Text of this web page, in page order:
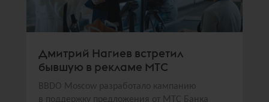
Дмитрий Нагиев встретил
бывшую в рекламе МТС
BBDO Moscow разработало кампанию
в поддержку предложения от МТС Банка